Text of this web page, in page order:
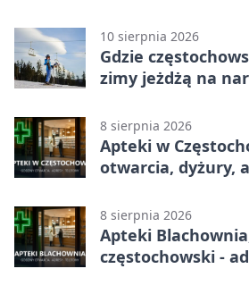
10 sierpnia 2026
Gdzie
zimy jeżdżą na
8 sierpnia 2026
Apteki w
otwarcia, dyżury,
8 sierpnia 2026
Apteki
częstochowski -